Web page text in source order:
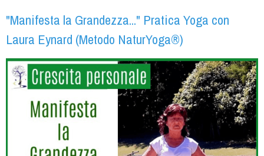
"Manifesta la Grandezza..." Pratica Yoga con
Laura Eynard (Metodo NaturYoga®)